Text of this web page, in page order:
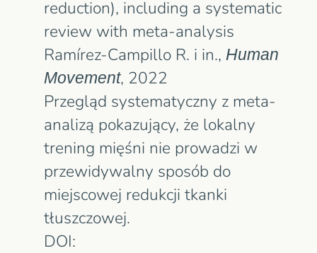
reduction), including a systematic
review with meta-analysis
Ramírez-Campillo R. i in., Human
Movement, 2022
Przegląd systematyczny z meta-
analizą pokazujący, że lokalny
trening mięśni nie prowadzi w
przewidywalny sposób do
miejscowej redukcji tkanki
tłuszczowej.
DOI: